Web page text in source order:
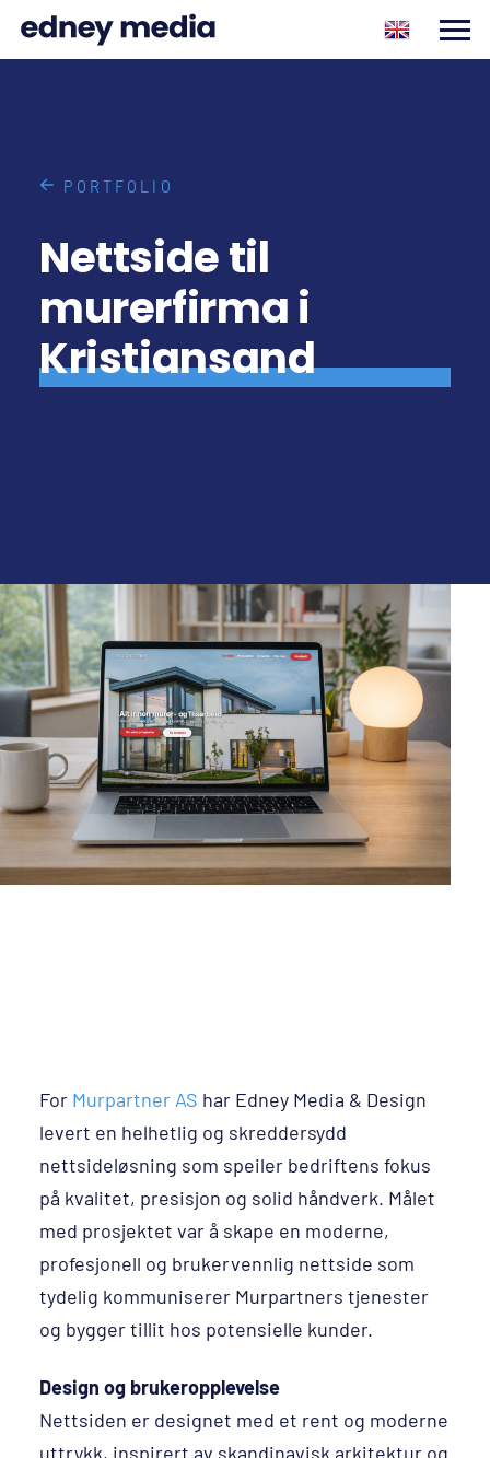
PORTFOLIO
Nettside til
murerfirma i
Kristiansand
For Murpartner AS har Edney Media & Design
levert en helhetlig og skreddersydd
nettsideløsning som speiler bedriftens fokus
på kvalitet, presisjon og solid håndverk. Målet
med prosjektet var å skape en moderne,
profesjonell og brukervennlig nettside som
tydelig kommuniserer Murpartners tjenester
og bygger tillit hos potensielle kunder.
Design og brukeropplevelse
Nettsiden er designet med et rent og moderne
uttrykk, inspirert av skandinavisk arkitektur og